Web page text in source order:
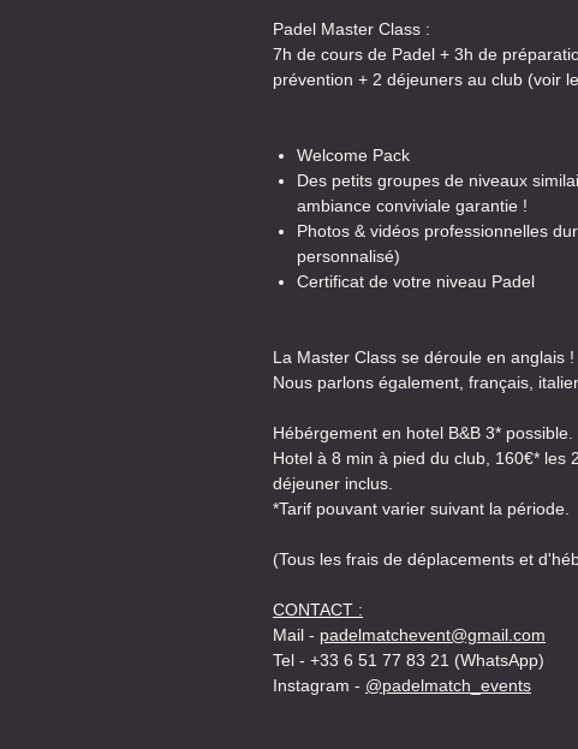
Padel Master Class :
7h de cours de Padel + 3h de
prévention + 2 déjeuners au club (voir
Welcome Pack
Des petits groupes de niveaux
ambiance conviviale garantie !
Photos & vidéos professionnelles
personnalisé)
Certificat de votre niveau Padel
La Master Class se déroule en anglais !
Nous parlons également, français,
Hébérgement en hotel B&B 3* possible.
Hotel à 8 min à pied du club, 160€* les
déjeuner inclus.
*Tarif pouvant varier suivant la période.
(Tous les frais de déplacements et
CONTACT :
Mail - padelmatchevent@gmail.com
Tel - +33 6 51 77 83 21 (WhatsApp)
Instagram - @padelmatch_events